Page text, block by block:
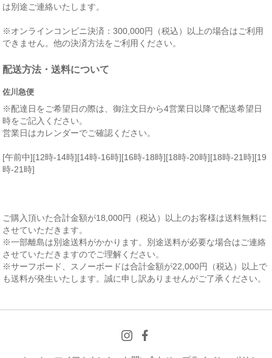
は別途ご連絡いたします。
※オンラインコンビニ決済：300,000円（税込）以上の場合はご利用
できません。他の決済方法をご利用ください。
配送方法・送料について
佐川急便
※配達日をご希望日の際は、御注文日から4営業日以降で配送希望日
時をご記入ください。
営業日はカレンダーでご確認ください。
[午前中][12時-14時][14時-16時][16時-18時][18時-20時][18時-21時][19
時-21時]
ご購入頂いた合計金額が18,000円（税込）以上のお客様は送料無料に
させていただきます。
※一部離島は別途送料がかかります。別途送料が必要な場合はご連絡
させていただきますのでご理解ください。
※サーフボード、スノーボードは合計金額が22,000円（税込）以上で
も送料が発生いたします。誠に申し訳ありませんがご了承ください。